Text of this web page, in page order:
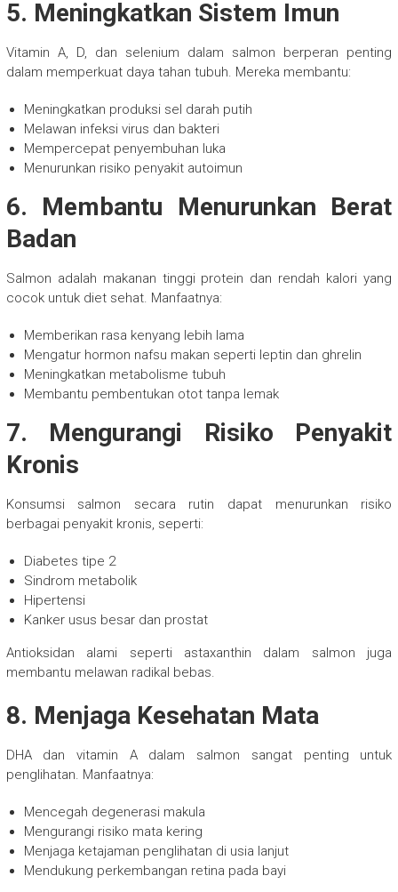
5. Meningkatkan Sistem Imun
Vitamin A, D, dan selenium dalam salmon berperan penting
dalam memperkuat daya tahan tubuh. Mereka membantu:
Meningkatkan produksi sel darah putih
Melawan infeksi virus dan bakteri
Mempercepat penyembuhan luka
Menurunkan risiko penyakit autoimun
6. Membantu Menurunkan Berat
Badan
Salmon adalah makanan tinggi protein dan rendah kalori yang
cocok untuk diet sehat. Manfaatnya:
Memberikan rasa kenyang lebih lama
Mengatur hormon nafsu makan seperti leptin dan ghrelin
Meningkatkan metabolisme tubuh
Membantu pembentukan otot tanpa lemak
7. Mengurangi Risiko Penyakit
Kronis
Konsumsi salmon secara rutin dapat menurunkan risiko
berbagai penyakit kronis, seperti:
Diabetes tipe 2
Sindrom metabolik
Hipertensi
Kanker usus besar dan prostat
Antioksidan alami seperti astaxanthin dalam salmon juga
membantu melawan radikal bebas.
8. Menjaga Kesehatan Mata
DHA dan vitamin A dalam salmon sangat penting untuk
penglihatan. Manfaatnya:
Mencegah degenerasi makula
Mengurangi risiko mata kering
Menjaga ketajaman penglihatan di usia lanjut
Mendukung perkembangan retina pada bayi